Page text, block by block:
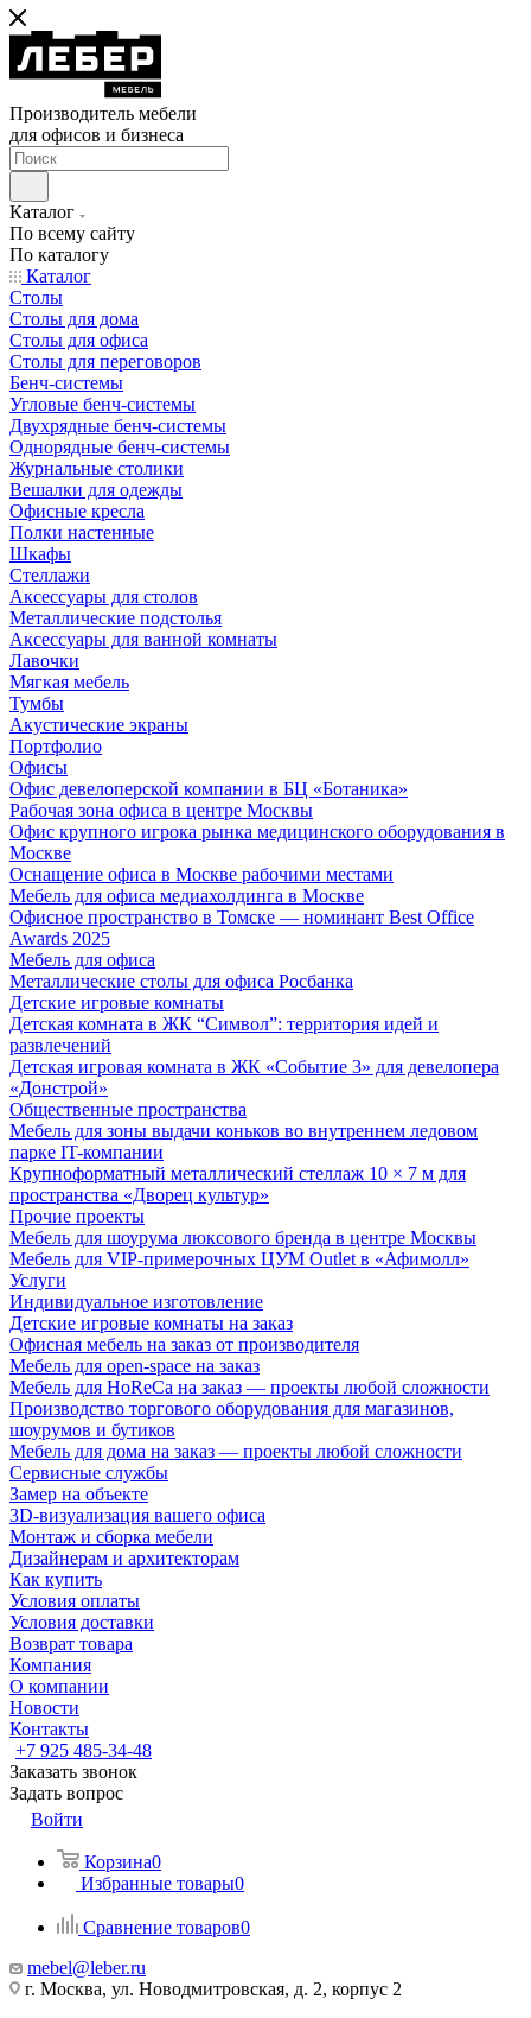
Производитель мебели
для офисов и бизнеса
Каталог
По всему сайту
По каталогу
Каталог
Столы
Столы для дома
Столы для офиса
Столы для переговоров
Бенч-системы
Угловые бенч-системы
Двухрядные бенч-системы
Однорядные бенч-системы
Журнальные столики
Вешалки для одежды
Офисные кресла
Полки настенные
Шкафы
Стеллажи
Аксессуары для столов
Металлические подстолья
Аксессуары для ванной комнаты
Лавочки
Мягкая мебель
Тумбы
Акустические экраны
Портфолио
Офисы
Офис девелоперской компании в БЦ «Ботаника»
Рабочая зона офиса в центре Москвы
Офис крупного игрока рынка медицинского оборудования в
Москве
Оснащение офиса в Москве рабочими местами
Мебель для офиса медиахолдинга в Москве
Офисное пространство в Томске — номинант Best Office
Awards 2025
Мебель для офиса
Металлические столы для офиса Росбанка
Детские игровые комнаты
Детская комната в ЖК “Символ”: территория идей и
развлечений
Детская игровая комната в ЖК «Событие 3» для девелопера
«Донстрой»
Общественные пространства
Мебель для зоны выдачи коньков во внутреннем ледовом
парке IT-компании
Крупноформатный металлический стеллаж 10 × 7 м для
пространства «Дворец культур»
Прочие проекты
Мебель для шоурума люксового бренда в центре Москвы
Мебель для VIP-примерочных ЦУМ Outlet в «Афимолл»
Услуги
Индивидуальное изготовление
Детские игровые комнаты на заказ
Офисная мебель на заказ от производителя
Мебель для open-space на заказ
Мебель для HoReCa на заказ — проекты любой сложности
Производство торгового оборудования для магазинов,
шоурумов и бутиков
Мебель для дома на заказ — проекты любой сложности
Сервисные службы
Замер на объекте
3D-визуализация вашего офиса
Монтаж и сборка мебели
Дизайнерам и архитекторам
Как купить
Условия оплаты
Условия доставки
Возврат товара
Компания
О компании
Новости
Контакты
+7 925 485-34-48
Заказать звонок
Задать вопрос
Войти
Корзина0
Избранные товары0
Сравнение товаров0
mebel@leber.ru
г. Москва, ул. Новодмитровская, д. 2, корпус 2